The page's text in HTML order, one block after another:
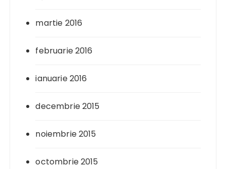
martie 2016
februarie 2016
ianuarie 2016
decembrie 2015
noiembrie 2015
octombrie 2015